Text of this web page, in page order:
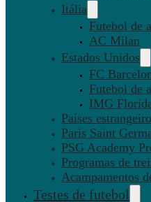
Itália
Futebol de
AC Milan
Estados Unidos
FC
Futebol de
IMG
Países
Paris Saint
PSG Academy
Programas de
Acampamentos
Testes de futebol